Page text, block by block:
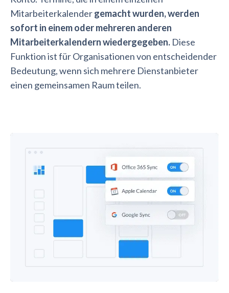
Mitarbeiterkalendergemacht wurden, werden
sofort in einem oder mehreren anderen
Mitarbeiterkalendern wiedergegeben. Diese
Funktion ist für Organisationen von entscheidender
Bedeutung, wenn sich mehrere Dienstanbieter
einen gemeinsamen Raum teilen.